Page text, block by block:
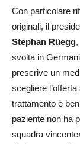
Con particolare
originali, il
Stephan Rüegg
svolta in
prescrive un
scegliere
trattamento è
paziente non ha
squadra